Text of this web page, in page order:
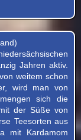
Jahren aktiv.
weitem schon
wird man von
sich die
der Süße von
Teesorten aus
mit Kardamom